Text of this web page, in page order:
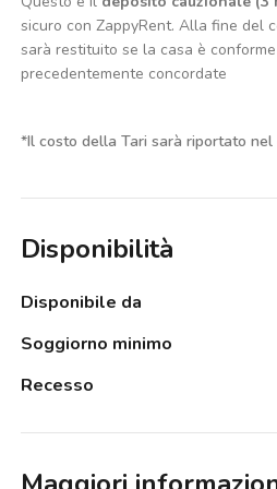
sicuro con ZappyRent. Alla fine del
sarà restituito se la casa è
precedentemente concordate
*Il costo della Tari sarà riportato
Disponibilità
Disponibile da
Soggiorno minimo
Recesso